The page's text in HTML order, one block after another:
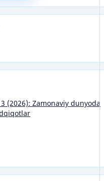
(2026): Zamonaviy dunyoda